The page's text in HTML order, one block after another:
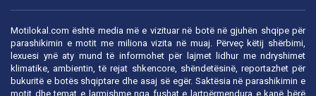
Motilokal.com është media më e vizituar në botë në gjuhën shqipe për
parashikimin e motit me miliona vizita në muaj. Përveç këtij shërbimi,
lexuesi ynë aty mund të informohet për lajmet lidhur me ndryshimet
klimatike, ambientin, të rejat shkencore, shëndetësinë, reportazhet për
bukuritë e botës shqiptare dhe asaj së egër. Saktësia në parashikimin e
motit dhe temat e larmishme nga fushat e lartpërmendura e kanë bërë